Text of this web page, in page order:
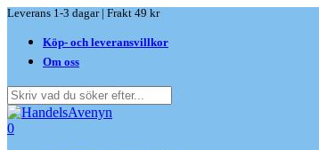
Skip
main
content
Leverans 1-3 dagar | Frakt 49 kr
Köp- och leveransvillkor
Om oss
Close
Search
search
0